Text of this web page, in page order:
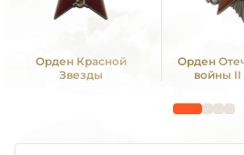
Орден Красной
Звезды
Орден
войны II